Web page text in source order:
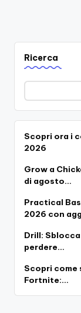
degli
articoli
Ricerca
Scopri ora i
2026
Grow a
di agosto…
Practical
2026 con
Drill:
perdere…
Scopri come
Fortnite:…